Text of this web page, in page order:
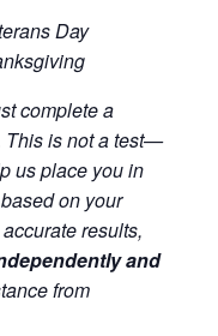
Day
complete a
This is not a test—
us place you in
on your
results,
and
from